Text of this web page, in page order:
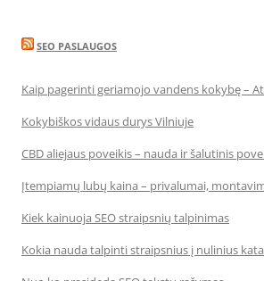
SEO PASLAUGOS
Kaip pagerinti geriamojo vandens kokybę –
Kokybiškos vidaus durys Vilniuje
CBD aliejaus poveikis – nauda ir šalutinis
Įtempiamų lubų kaina – privalumai,
Kiek kainuoja SEO straipsnių talpinimas
Kokia nauda talpinti straipsnius į nulinius